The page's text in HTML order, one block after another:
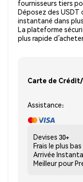
fournisseurs tiers
Déposez des
instantané dans
La plateforme
plus rapide
Carte de
Assistance:
Devises 30+
Frais le plus bas
Arrivée
Meilleur pour